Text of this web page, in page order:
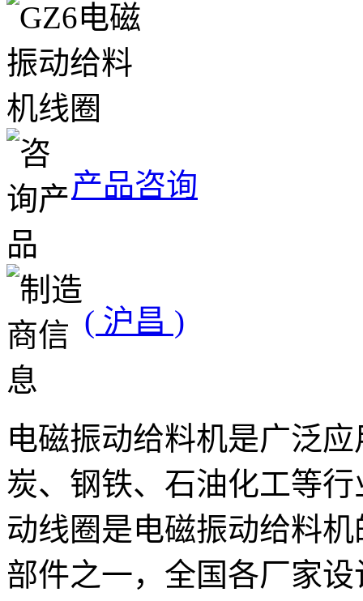
产品咨询
( 沪昌 )
电磁振动给料机是广泛
炭、钢铁、石油化工等
动线圈是电磁振动给料
部件之一，全国各厂家